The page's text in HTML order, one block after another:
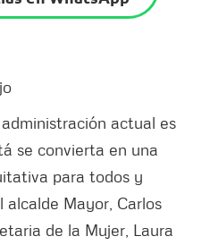
actual es
se convierta en una
para todos y
alcalde Mayor, Carlos
de la Mujer, Laura